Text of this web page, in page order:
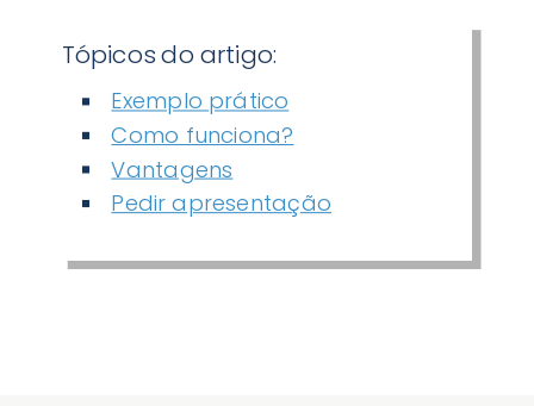
Tópicos do artigo:
Exemplo prático
Como funciona?
Vantagens
Pedir apresentação